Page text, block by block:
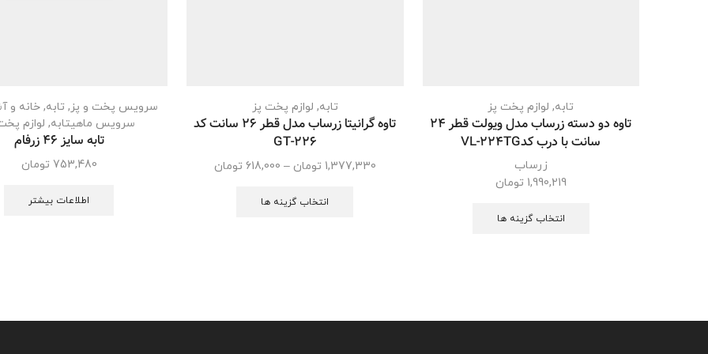
تابه, لوازم پخت پز
تاوه دو دسته زرساب مدل ویولت قطر 24
سانت با درب کدVL-224TG
زرساب
1,990,219 تومان
انتخاب گزینه ها
تابه, لوازم پخت پز
تاوه گرانیتا زرساب مدل قطر 26 سانت کد
GT-226
1,377,330 تومان –
618,000 تومان
انتخاب گزینه ها
سرویس پخت و پز, تابه, خانه و
سرویس ماهیتابه, لوازم
تابه سایز 46 زرفام
753,480 تومان
اطلاعات بیشتر